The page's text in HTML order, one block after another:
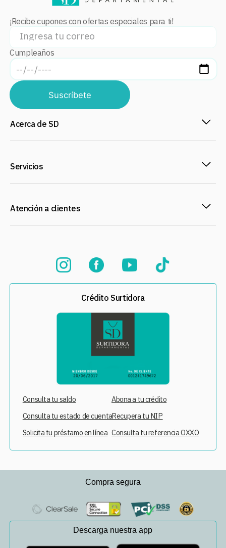
¡Recibe cupones con ofertas especiales para ti!
Cumpleaños
Suscríbete
Acerca de SD
Servicios
Atención a clientes
Crédito Surtidora
Consulta tu saldo
Consulta tu estado de cuenta
Solicita tu préstamo en línea
Abona a tu crédito
Recupera tu NIP
Consulta tu referencia OXXO
Compra segura
Descarga nuestra app